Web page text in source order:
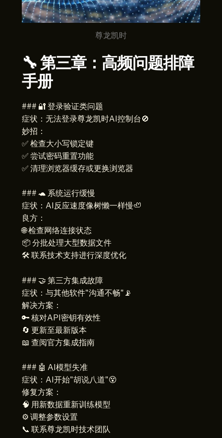
尊龙凯时
🔧 第三章：高频问题排障
手册
### 🔐 登录验证类问题
症状：无法登录尊龙凯时AI控制台🚫
妙招：
✅ 检查大小写锁定键
✅ 尝试密码重置功能
✅ 清理浏览器缓存或更换浏览器
### 🐢 系统运行缓慢
症状：AI反应速度像树懒一样慢🦥
良方：
🌐 检查网络连接状态
📦 分批处理大型数据文件
🛠️ 联系技术支持进行深度优化
### 🤝 第三方集成故障
症状：与其他软件"沟通不畅"📡
解决方案：
🔑 核对API密钥有效性
🔄 更新至最新版本
📖 查阅官方集成指南
### 🤖 AI模型失准
症状：AI开始"胡说八道"😵
修复方案：
🧠 用新数据重新训练模型
⚙️ 调整参数设置
📞 联系尊龙凯时技术团队